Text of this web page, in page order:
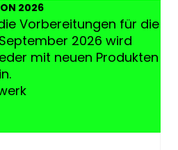
2026
Vorbereitungen für die
2026 wird
mit neuen Produkten